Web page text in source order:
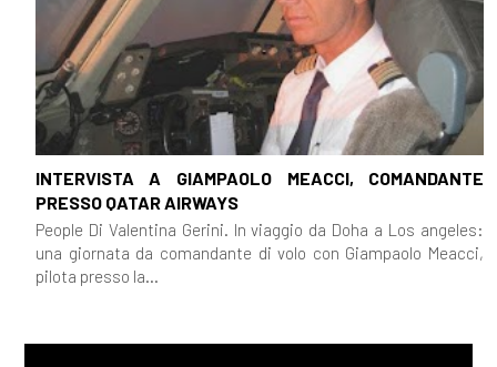
INTERVISTA A GIAMPAOLO MEACCI, COMANDANTE
PRESSO QATAR AIRWAYS
People Di Valentina Gerini. In viaggio da Doha a Los angeles:
una giornata da comandante di volo con Giampaolo Meacci,
pilota presso la...